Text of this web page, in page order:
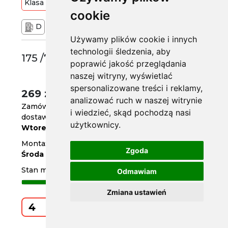
cookie
Używamy plików cookie i innych
technologii śledzenia, aby
poprawić jakość przeglądania
naszej witryny, wyświetlać
spersonalizowane treści i reklamy,
analizować ruch w naszej witrynie
i wiedzieć, skąd pochodzą nasi
użytkownicy.
Zgoda
Odmawiam
Zmiana ustawień
Klasa Budżetowa 84 T
D
175 /70 R14
269 zł
Zamów do
godz. 14
dostawa za 2 dni
Wtorek
Montaż w serwisie za 3 dni
Środa
Stan magazynowy